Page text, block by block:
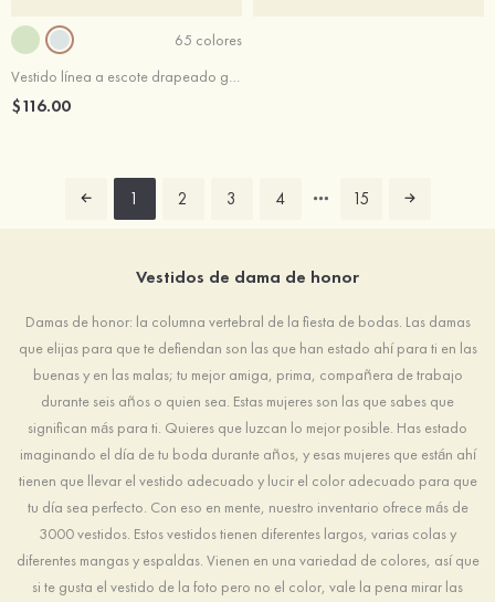
65 colores
Vestido línea a escote drapeado gasa hasta el suelo vestido de dama de honor
$116.00
1 2 3 4 15
Vestidos de dama de honor
Damas de honor: la columna vertebral de la fiesta de bodas. Las damas
que elijas para que te defiendan son las que han estado ahí para ti en las
buenas y en las malas; tu mejor amiga, prima, compañera de trabajo
durante seis años o quien sea. Estas mujeres son las que sabes que
significan más para ti. Quieres que luzcan lo mejor posible. Has estado
imaginando el día de tu boda durante años, y esas mujeres que están ahí
tienen que llevar el vestido adecuado y lucir el color adecuado para que
tu día sea perfecto. Con eso en mente, nuestro inventario ofrece más de
3000 vestidos. Estos vestidos tienen diferentes largos, varias colas y
diferentes mangas y espaldas. Vienen en una variedad de colores, así que
si te gusta el vestido de la foto pero no el color, vale la pena mirar las